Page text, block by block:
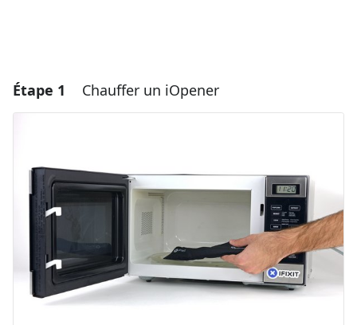
Étape 1 Chauffer un iOpener